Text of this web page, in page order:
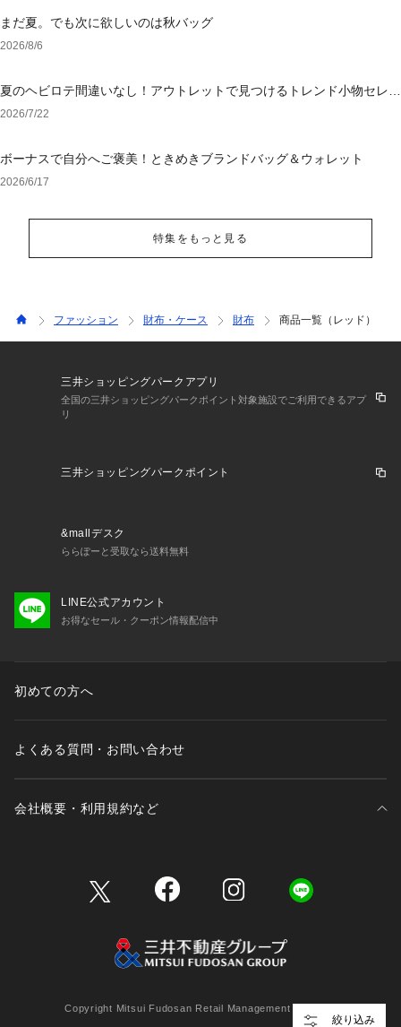
まだ夏。でも次に欲しいのは秋バッグ
2026/8/6
夏のヘビロテ間違いなし！アウトレットで見つけるトレンド小物セレク
ション
2026/7/22
ボーナスで自分へご褒美！ときめきブランドバッグ＆ウォレット
2026/6/17
特集をもっと見る
絞り込み
ファッション 財布・ケース 財布 商品一覧（レッド）
三井ショッピングパークアプリ
全国の三井ショッピングパークポイント対象施設でご利用できるアプ
リ
三井ショッピングパークポイント
&mallデスク
ららぽーと受取なら送料無料
LINE公式アカウント
お得なセール・クーポン情報配信中
初めての方へ
よくある質問・お問い合わせ
会社概要・利用規約など
Copyright Mitsui Fudosan Retail Management Co., Ltd.